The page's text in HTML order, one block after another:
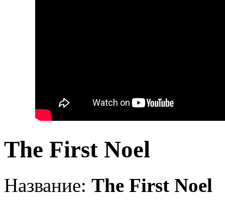
The First Noel
Название: The First Noel